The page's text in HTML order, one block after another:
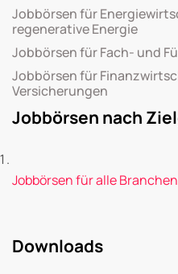
Jobbörsen für
regenerative Energie
Jobbörsen für Fach- und
Jobbörsen für
Versicherungen
Jobbörsen nach
Jobbörsen für alle
Downloads